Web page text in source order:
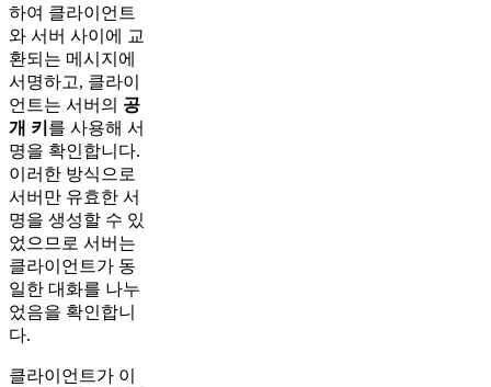
하여 클라이언트
와 서버 사이에 교
환되는 메시지에
서명하고, 클라이
언트는 서버의 공
개 키 를 사용해 서
명을 확인합니다.
이러한 방식으로
서버만 유효한 서
명을 생성할 수 있
었으므로 서버는
클라이언트가 동
일한 대화를 나누
었음을 확인합니
다.
클라이언트가 이